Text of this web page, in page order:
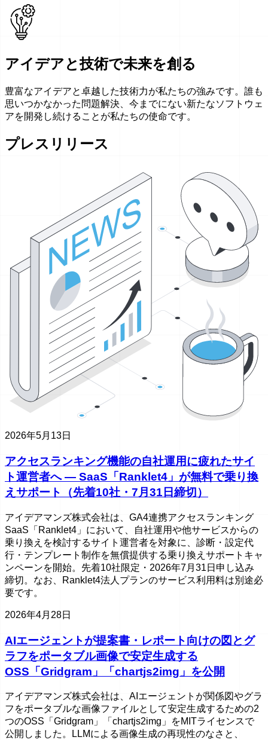
アイデアと技術で未来を創る
豊富なアイデアと卓越した技術力が私たちの強みです。誰も
思いつかなかった問題解決、今までにない新たなソフトウェ
アを開発し続けることが私たちの使命です。
プレスリリース
2026年5月13日
アクセスランキング機能の自社運用に疲れたサイ
ト運営者へ ― SaaS「Ranklet4」が無料で乗り換
えサポート（先着10社・7月31日締切）
アイデアマンズ株式会社は、GA4連携アクセスランキング
SaaS「Ranklet4」において、自社運用や他サービスからの
乗り換えを検討するサイト運営者を対象に、診断・設定代
行・テンプレート制作を無償提供する乗り換えサポートキャ
ンペーンを開始。先着10社限定・2026年7月31日申し込み
締切。なお、Ranklet4法人プランのサービス利用料は別途必
要です。
2026年4月28日
AIエージェントが提案書・レポート向けの図とグ
ラフをポータブル画像で安定生成する
OSS「Gridgram」「chartjs2img」を公開
アイデアマンズ株式会社は、AIエージェントが関係図やグラ
フをポータブルな画像ファイルとして安定生成するための2
つのOSS「Gridgram」「chartjs2img」をMITライセンスで
公開しました。LLMによる画像生成の再現性のなさと、